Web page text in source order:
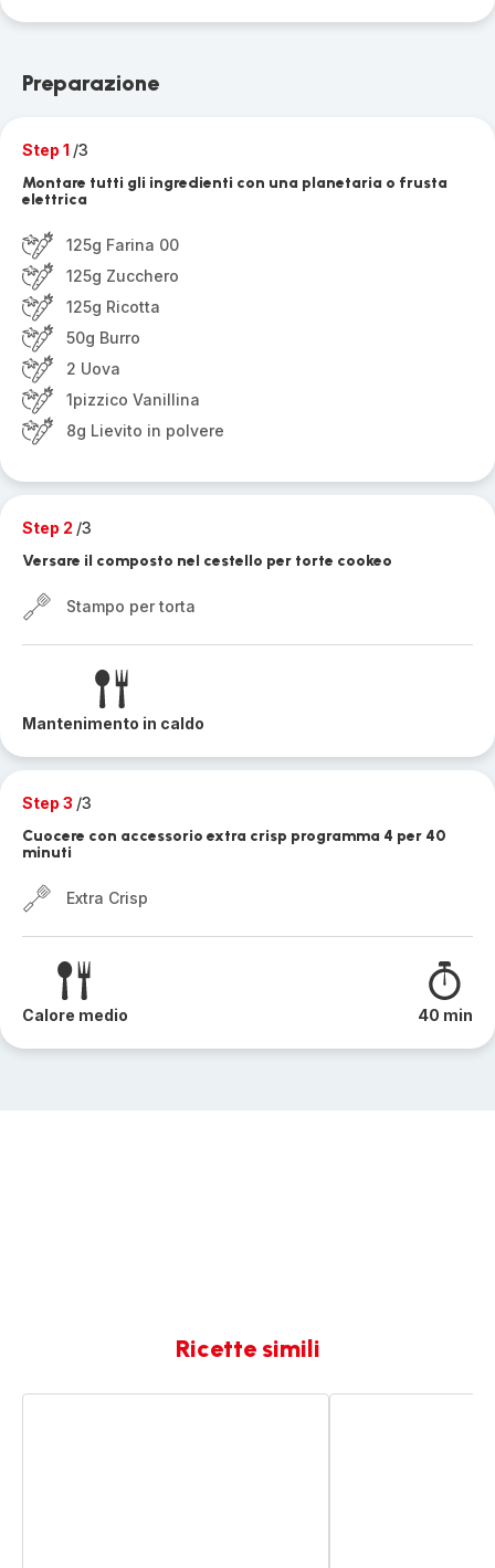
Preparazione
Step 1 /3
Montare tutti gli ingredienti con una planetaria o frusta
elettrica
125g Farina 00
125g Zucchero
125g Ricotta
50g Burro
2 Uova
1pizzico Vanillina
8g Lievito in polvere
Step 2 /3
Versare il composto nel cestello per torte cookeo
Stampo per torta
Mantenimento in caldo
Step 3 /3
Cuocere con accessorio extra crisp programma 4 per 40
minuti
Extra Crisp
Calore medio 40 min
Ricette simili